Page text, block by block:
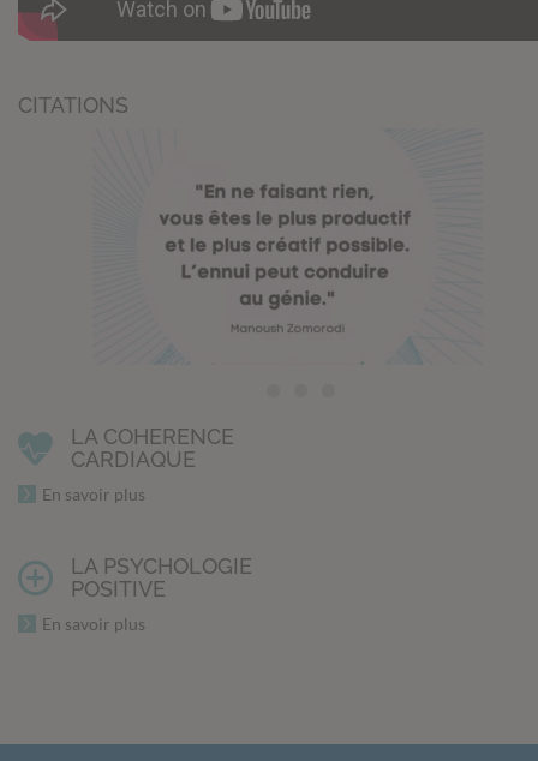
CITATIONS
LA COHERENCE
CARDIAQUE
En savoir plus
LA PSYCHOLOGIE
POSITIVE
En savoir plus